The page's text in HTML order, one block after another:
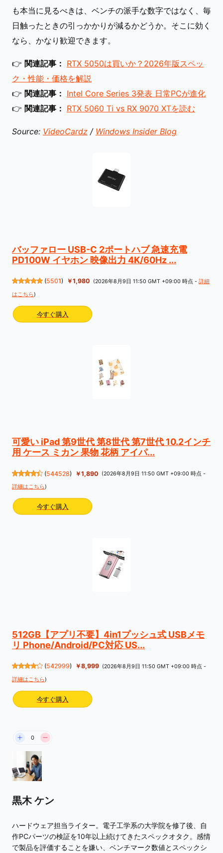
も本当に見るべきは、ベンチの派手な数字ではなく、毎
日触ったときの引っかかりが減るかどうか。そこに効く
なら、かなり歓迎できます。
👉 関連記事： RTX 5050は買いか？2026年版スペッ
ク・性能・価格を解説
👉 関連記事： Intel Core Series 3発表 日常PCが進化
👉 関連記事： RTX 5060 Ti vs RX 9070 XTを読む
Source: VideoCardz / Windows Insider Blog
バッファロー USB-C 2ポートハブ 急速充電
PD100W イヤホン 映像出力 4K/60Hz ...
(5501) ￥1,980 (2026年8月9日 11:50 GMT +09:00 時点 -詳細
はこちら)
今すぐ購入
可愛い iPad 第9世代 第8世代 第7世代 10.2インチ
用 ケース ミカン 果物 花柄 アイパ...
(544528) ￥1,890
(2026年8月9日 11:50 GMT +09:00 時点 -
詳細はこちら)
今すぐ購入
512GB【アプリ不要】4in1プッシュ式 USBメモ
リ Phone/Android/PC対応 US...
(542999) ￥8,999 (2026年8月9日 11:50 GMT +09:00 時点 -
詳細はこちら)
今すぐ購入
0
黒木 ケン
ハードウェア担当ライター。電子工学系の大学院を修了後、自
作PCパーツの検証を10年以上続けてきたスペックオタク。感情
で製品を評価することを嫌い、ベンチマーク数値とスペックシ